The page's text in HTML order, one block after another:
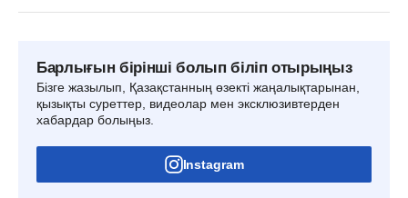
Барлығын бірінші болып біліп отырыңыз
Бізге жазылып, Қазақстанның өзекті жаңалықтарынан,
қызықты суреттер, видеолар мен эксклюзивтерден
хабардар болыңыз.
Instagram